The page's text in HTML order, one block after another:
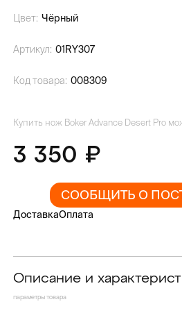
Цвет: Чёрный
Артикул: 01RY307
Код товара: 008309
Купить нож Boker Advance Desert Pro
3 350
СООБЩИТЬ О
ДоставкаОплата
Описание и
параметры товара